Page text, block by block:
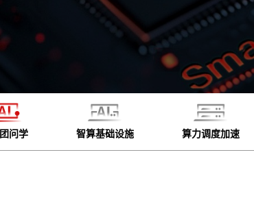
问学 智算基础设施 算力调度加速